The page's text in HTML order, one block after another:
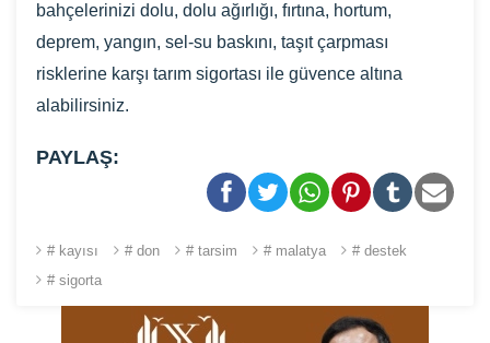
bahçelerinizi dolu, dolu ağırlığı, fırtına, hortum,
deprem, yangın, sel-su baskını, taşıt çarpması
risklerine karşı tarım sigortası ile güvence altına
alabilirsiniz.
PAYLAŞ:
# kayısı # don # tarsim # malatya
# destek
# sigorta